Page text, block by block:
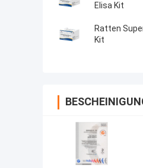
Elisa Kit
Ratten
Kit